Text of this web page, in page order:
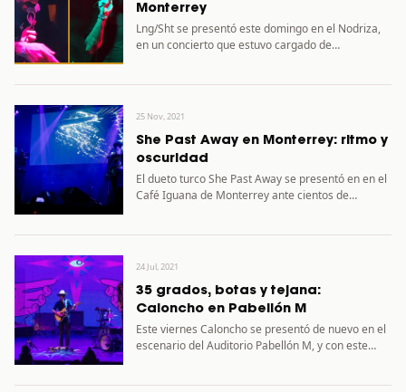
Monterrey
Lng/Sht se presentó este domingo en el Nodriza,
en un concierto que estuvo cargado de
25 Nov, 2021
She Past Away en Monterrey: ritmo y
oscuridad
El dueto turco She Past Away se presentó en en el
Café Iguana de Monterrey ante cientos de…
24 Jul, 2021
35 grados, botas y tejana:
Caloncho en Pabellón M
Este viernes Caloncho se presentó de nuevo en el
escenario del Auditorio Pabellón M, y con este